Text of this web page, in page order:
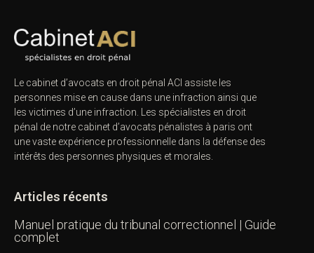
Le cabinet d’avocats en droit pénal ACI assiste les
personnes mise en cause dans une infraction ainsi que
les victimes d’une infraction. Les spécialistes en droit
pénal de notre cabinet d’avocats pénalistes à paris ont
une vaste expérience professionnelle dans la défense des
intérêts des personnes physiques et morales.
Articles récents
Manuel pratique du tribunal correctionnel | Guide
complet